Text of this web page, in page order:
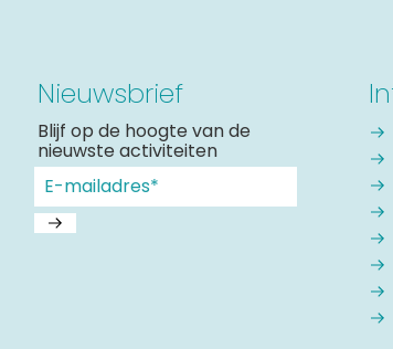
Nieuwsbrief
Blijf op de hoogte van de
nieuwste activiteiten